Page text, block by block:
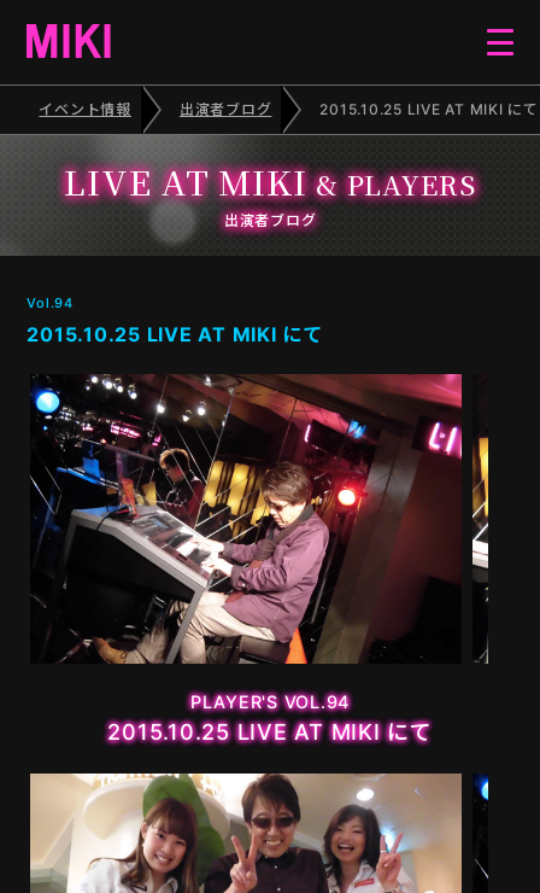
ELECTONE CONCERT
PIANO RECITAL
MOVIE
PLAYERS
イベント情報 出演者ブログ 2015.10.25 LIVE AT MIKI にて
LIVE AT MIKI& PLAYERS
出演者ブログ
Vol.94
2015.10.25 LIVE AT MIKI にて
PLAYER'S VOL.94
2015.10.25 LIVE AT MIKI にて